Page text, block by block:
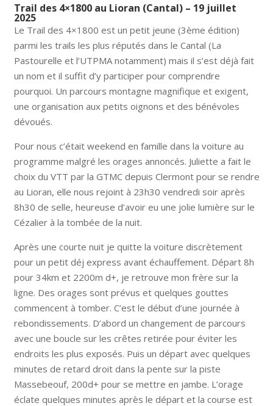
Trail des 4×1800 au Lioran (Cantal) – 19 juillet
2025
Le Trail des 4×1800 est un petit jeune (3ème édition)
parmi les trails les plus réputés dans le Cantal (La
Pastourelle et l’UTPMA notamment) mais il s’est déjà fait
un nom et il suffit d’y participer pour comprendre
pourquoi. Un parcours montagne magnifique et exigent,
une organisation aux petits oignons et des bénévoles
dévoués.
Pour nous c’était weekend en famille dans la voiture au
programme malgré les orages annoncés. Juliette a fait le
choix du VTT par la GTMC depuis Clermont pour se rendre
au Lioran, elle nous rejoint à 23h30 vendredi soir après
8h30 de selle, heureuse d’avoir eu une jolie lumière sur le
Cézalier à la tombée de la nuit.
Après une courte nuit je quitte la voiture discrètement
pour un petit déj express avant échauffement. Départ 8h
pour 34km et 2200m d+, je retrouve mon frère sur la
ligne. Des orages sont prévus et quelques gouttes
commencent à tomber. C’est le début d’une journée à
rebondissements. D’abord un changement de parcours
avec une boucle sur les crêtes retirée pour éviter les
endroits les plus exposés. Puis un départ avec quelques
minutes de retard droit dans la pente sur la piste
Massebeouf, 200d+ pour se mettre en jambe. L’orage
éclate quelques minutes après le départ et la course est